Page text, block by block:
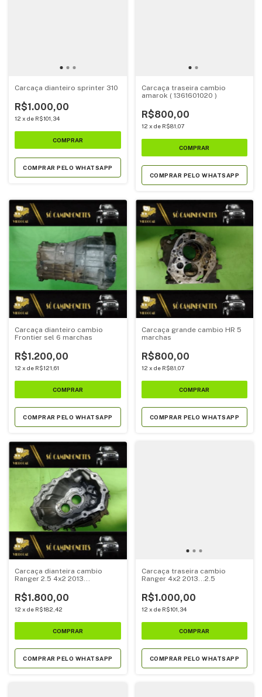
Carcaça dianteiro sprinter 310
R$1.000,00
12 x de R$101,34
COMPRAR PELO WHATSAPP
Carcaça traseira cambio
amarok ( 1361601020 )
R$800,00
12 x de R$81,07
COMPRAR PELO WHATSAPP
Carcaça dianteiro cambio
Frontier sel 6 marchas
R$1.200,00
12 x de R$121,61
COMPRAR PELO WHATSAPP
Carcaça grande cambio HR 5
marchas
R$800,00
12 x de R$81,07
COMPRAR PELO WHATSAPP
Carcaça dianteira cambio
Ranger 2.5 4x2 2013...
R$1.800,00
12 x de R$182,42
COMPRAR PELO WHATSAPP
Carcaça traseira cambio
Ranger 4x2 2013...2.5
R$1.000,00
12 x de R$101,34
COMPRAR PELO WHATSAPP